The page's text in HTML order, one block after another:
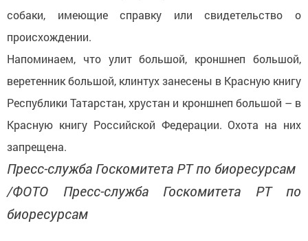
собаки, имеющие справку или свидетельство о
происхождении.
Напоминаем, что улит большой, кроншнеп большой,
веретенник большой, клинтух занесены в Красную книгу
Республики Татарстан, хрустан и кроншнеп большой – в
Красную книгу Российской Федерации. Охота на них
запрещена.
Пресс-служба Госкомитета РТ по биоресурсам
/ФОТО Пресс-служба Госкомитета РТ по
биоресурсам